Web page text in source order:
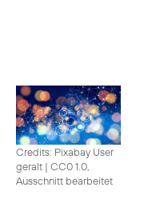
Credits: Pixabay User
geralt | CC0 1.0,
Ausschnitt bearbeitet